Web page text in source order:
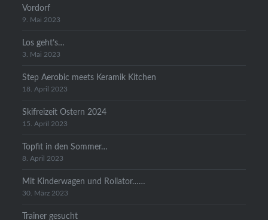
Vordorf
9. Mai 2023
Los geht’s…
3. Mai 2023
Step Aerobic meets Keramik Kitchen
18. April 2023
Skifreizeit Ostern 2024
15. April 2023
Topfit in den Sommer…
8. April 2023
Mit Kinderwagen und Rollator……
30. März 2023
Trainer gesucht